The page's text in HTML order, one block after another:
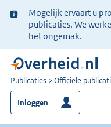
Ter
informatie:
Mogelijk ervaart u
publicaties. We
het ongemak.
U
bent
nu
hier:
Publicaties Officiële
Inloggen